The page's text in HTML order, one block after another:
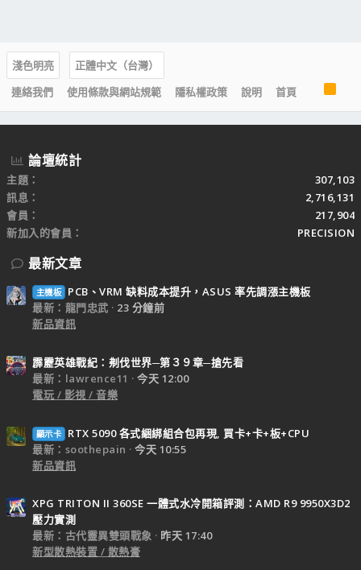
淺色明亮
正體中文（台灣）
連絡我們
使用條款與網站規範 隱私權政策 說明 首頁
R
S
S
論壇統計
主題
307,103
訊息
2,716,131
會員
217,904
新加入的會員
PRECISION
最新文章
主機板
PCB、VRM 缺料成本提升，ASUS 率先調漲主機板
最新：龍門忠武
23 分鐘前
新品資訊
霹靂英雄戰紀：刜伐世界─第３９章─搶先看
最新：lawrence11
今天 12:00
電玩 / 影視 / 音樂
顯示卡
RTX 5090 各式綑綁組合包再現, 買卡+卡+板+CPU
最新：soothepain
今天 10:55
新品資訊
XPG TRITON II 360SE 一體式水冷開箱評測：AMD R9 9950X3D2
壓力實測
最新：古代靈異雙頭戰象
昨天 17:40
新型散熱裝置 / 散熱膏